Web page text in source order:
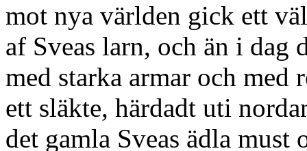
mot nya världen gick ett
af Sveas larn, och än i dag
med starka armar och med
ett släkte, härdadt uti
det gamla Sveas ädla must